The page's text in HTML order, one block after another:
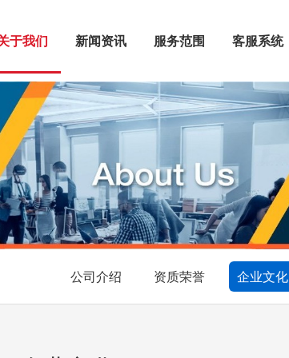
于我们 新闻资讯 服务范围 客服系统
公司介绍 资质荣誉 企业文化